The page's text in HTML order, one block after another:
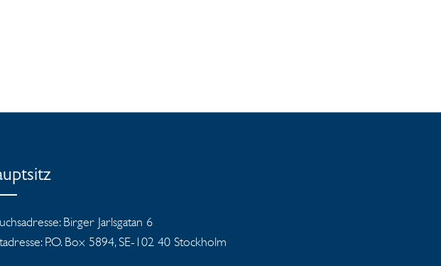
Birger Jarlsgatan 6
P.O. Box 5894, SE-102 40 Stockholm